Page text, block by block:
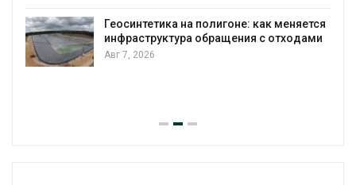
Геосинтетика на полигоне: как меняется
инфраструктура обращения с отходами
Авг 7, 2026